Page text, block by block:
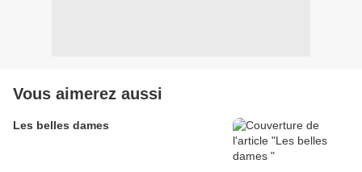
Vous aimerez aussi
Les belles dames